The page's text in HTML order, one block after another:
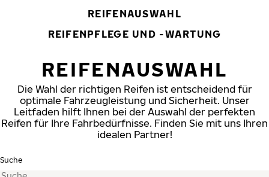
REIFENAUSWAHL
REIFENPFLEGE UND -WARTUNG
REIFENAUSWAHL
Die Wahl der richtigen Reifen ist entscheidend für
optimale Fahrzeugleistung und Sicherheit. Unser
Leitfaden hilft Ihnen bei der Auswahl der perfekten
Reifen für Ihre Fahrbedürfnisse. Finden Sie mit uns Ihren
idealen Partner!
Suche